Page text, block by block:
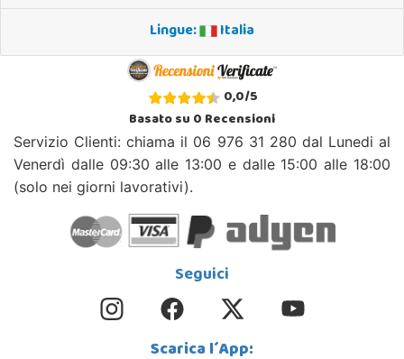
Lingue:
Italia
0,0/5
Basato su0Recensioni
Servizio Clienti: chiama il 06 976 31 280 dal Lunedi al
Venerdì dalle 09:30 alle 13:00 e dalle 15:00 alle 18:00
(solo nei giorni lavorativi).
Seguici
Scarica l´App: